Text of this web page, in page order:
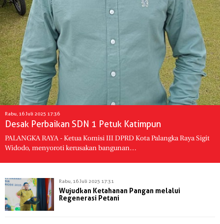
Rabu, 16 Juli 2025 17:36
Desak Perbaikan SDN 1 Petuk Katimpun
PALANGKA RAYA - Ketua Komisi III DPRD Kota Palangka Raya Sigit
Widodo, menyoroti kerusakan bangunan…
Rabu, 16 Juli 2025 17:31
Wujudkan Ketahanan Pangan melalui
Regenerasi Petani